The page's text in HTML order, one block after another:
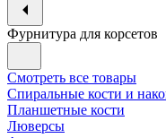
Фурнитура для корсетов
Смотреть все товары
Спиральные кости и
Планшетные кости
Люверсы